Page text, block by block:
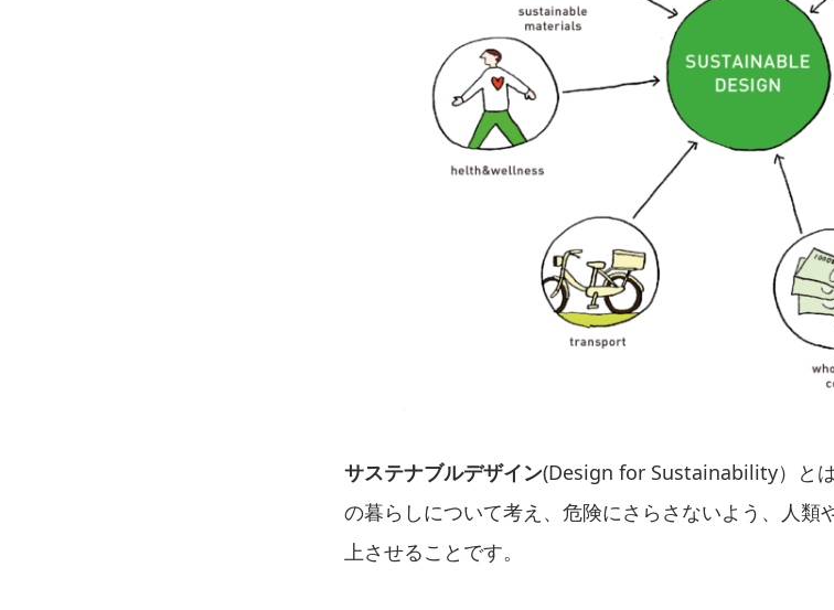
サステナブルデザイン(Design for Sustainability）と
の暮らしについて考え、危険にさらさないよう、人類
上させることです。